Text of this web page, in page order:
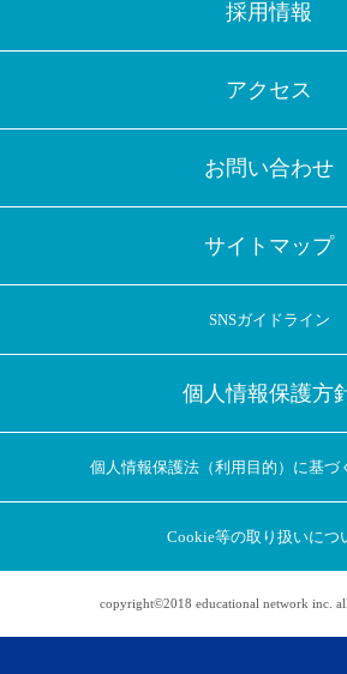
アプリに切り替えてみま
採用情報
アクセス
お問い合わせ
サイトマップ
SNSガイドライン
個人情報保護方
個人情報保護法（利用目的）に基づ
Cookie等の取り扱いにつ
copyright©2018 educational network inc.